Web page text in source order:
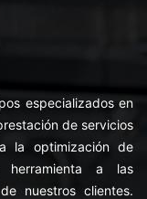
especializados en
de servicios
la optimización de
a las
nuestros clientes.